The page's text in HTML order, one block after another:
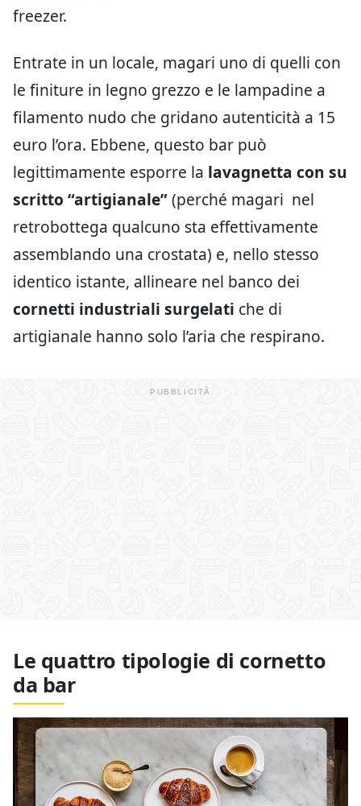
freezer.
Entrate in un locale, magari uno di quelli con
le finiture in legno grezzo e le lampadine a
filamento nudo che gridano autenticità a 15
euro l’ora. Ebbene, questo bar può
legittimamente esporre la lavagnetta con su
scritto “artigianale”(perché magari nel
retrobottega qualcuno sta effettivamente
assemblando una crostata) e, nello stesso
identico istante, allineare nel banco dei
cornetti industriali surgelati che di
artigianale hanno solo l’aria che respirano.
Le quattro tipologie di cornetto
da bar